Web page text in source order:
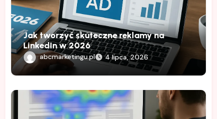
Jak tworzyć skuteczne reklamy na
LinkedIn w 2026
abcmarketingu.pl 4 lipca, 2026